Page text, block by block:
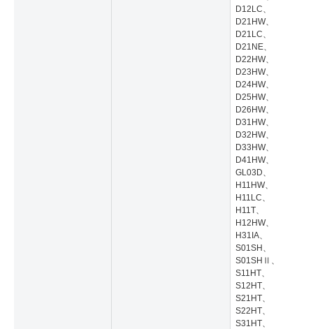
D12LC、
D21HW、
D21LC、
D21NE、
D22HW、
D23HW、
D24HW、
D25HW、
D26HW、
D31HW、
D32HW、
D33HW、
D41HW、
GL03D、
H11HW、
H11LC、
H11T、
H12HW、
H31IA、
S01SH、
S01SHⅡ、
S11HT、
S12HT、
S21HT、
S22HT、
S31HT、